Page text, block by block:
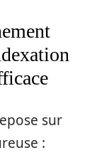
sur
: